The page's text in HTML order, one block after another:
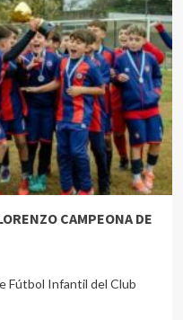
CAMPEONA DE
Fútbol Infantil del Club